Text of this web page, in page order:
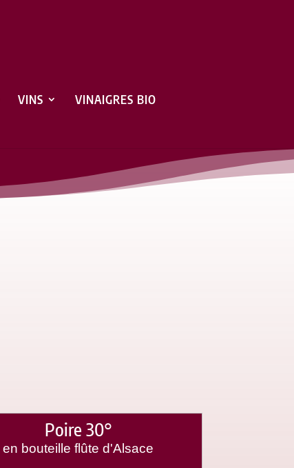
VINS
VINAIGRES BIO
Poire 30°
en bouteille flûte d'Alsace